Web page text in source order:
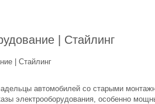
| Стайлинг
| Стайлинг
автомобилей со старыми
электрооборудования, особенно